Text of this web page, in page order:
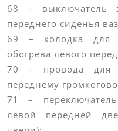
68 – выключатель
переднего сиденья
69 – колодка для
обогрева левого
70 – провода для
переднему
71 – переключатель
левой передней